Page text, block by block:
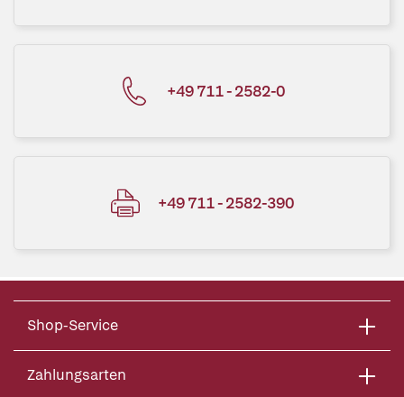
+49 711 - 2582-0
+49 711 - 2582-390
Shop-Service
Zahlungsarten